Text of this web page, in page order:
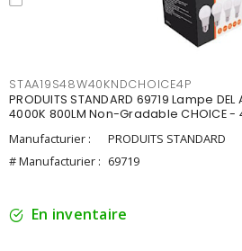
STAA19S48W40KNDCHOICE4P
PRODUITS STANDARD 69719 Lampe
4000K 800LM Non-Gradable CHOICE -
Manufacturier :
PRODUITS STANDARD
# Manufacturier : 69719
En inventaire